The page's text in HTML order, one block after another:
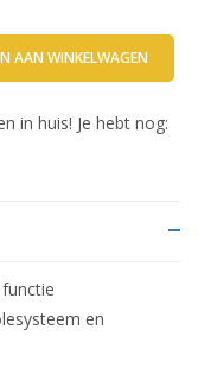
AAN WINKELWAGEN
in huis! Je hebt nog:
en